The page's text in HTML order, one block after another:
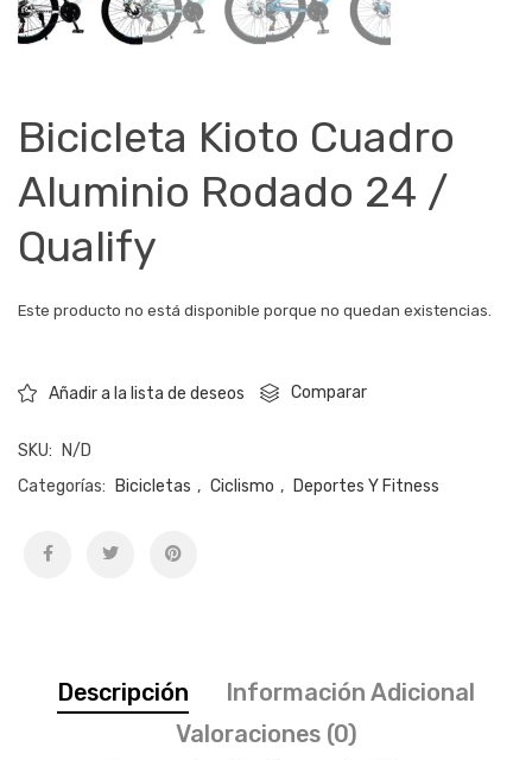
Bicicleta Kioto Cuadro
Aluminio Rodado 24 /
Qualify
Este producto no está disponible porque no quedan existencias.
Añadir a la lista de deseos Comparar
SKU:
N/D
Categorías:
Bicicletas , Ciclismo , Deportes Y Fitness
Descripción
Información Adicional
Valoraciones (0)